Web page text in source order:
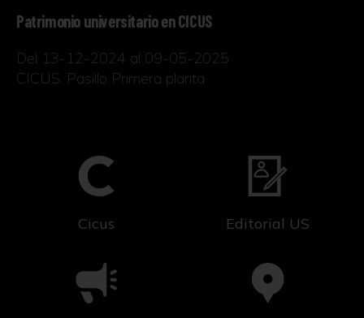
Patrimonio universitario en CICUS
Del 13-12-2024 al 09-05-2025
CICUS. Pasillo Primera planta
Cicus Editorial US